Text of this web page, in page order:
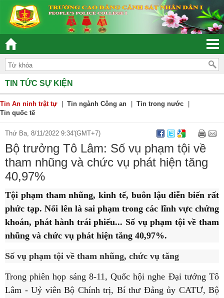
“ĐOÀN KẾT – DÂN CHỦ - KỶ CƯƠNG –
TIN TỨC SỰ KIỆN
Tin An ninh trật tự Tin ngành Công an Tin trong nước
Tin quốc tế
Thứ Ba, 8/11/2022 9:34'(GMT+7)
Bộ trưởng Tô Lâm: Số vụ phạm tội về
tham nhũng và chức vụ phát hiện tăng
40,97%
Tội phạm tham nhũng, kinh tế, buôn lậu diễn biến rất
phức tạp. Nổi lên là sai phạm trong các lĩnh vực chứng
khoán, phát hành trái phiếu... Số vụ phạm tội về tham
nhũng và chức vụ phát hiện tăng 40,97%.
Số vụ phạm tội về tham nhũng, chức vụ tăng
Trong phiên họp sáng 8-11, Quốc hội nghe Đại tướng Tô
Lâm - Uỷ viên Bộ Chính trị, Bí thư Đảng ủy CATƯ, Bộ